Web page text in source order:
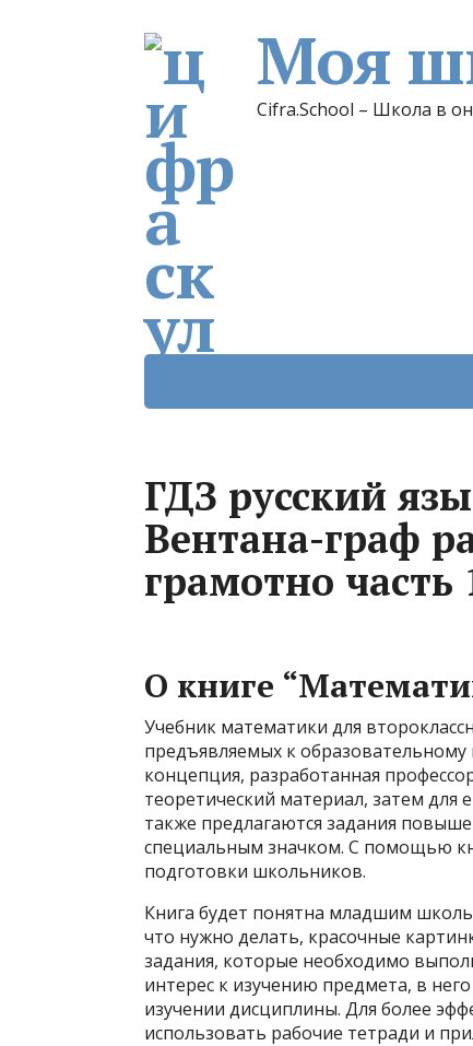
Моя
Cifra.School – Школа в
ГДЗ русский
Вентана-граф
грамотно часть
О книге
Учебник математики для
предъявляемых к образовательному
концепция, разработанная
теоретический материал, затем для
также предлагаются задания
специальным значком. С помощью
подготовки школьников.
Книга будет понятна младшим
что нужно делать, красочные
задания, которые необходимо
интерес к изучению предмета, в
изучении дисциплины. Для более
использовать рабочие тетради и